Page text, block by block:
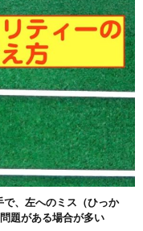
、左へのミス（ひっか
題がある場合が多い